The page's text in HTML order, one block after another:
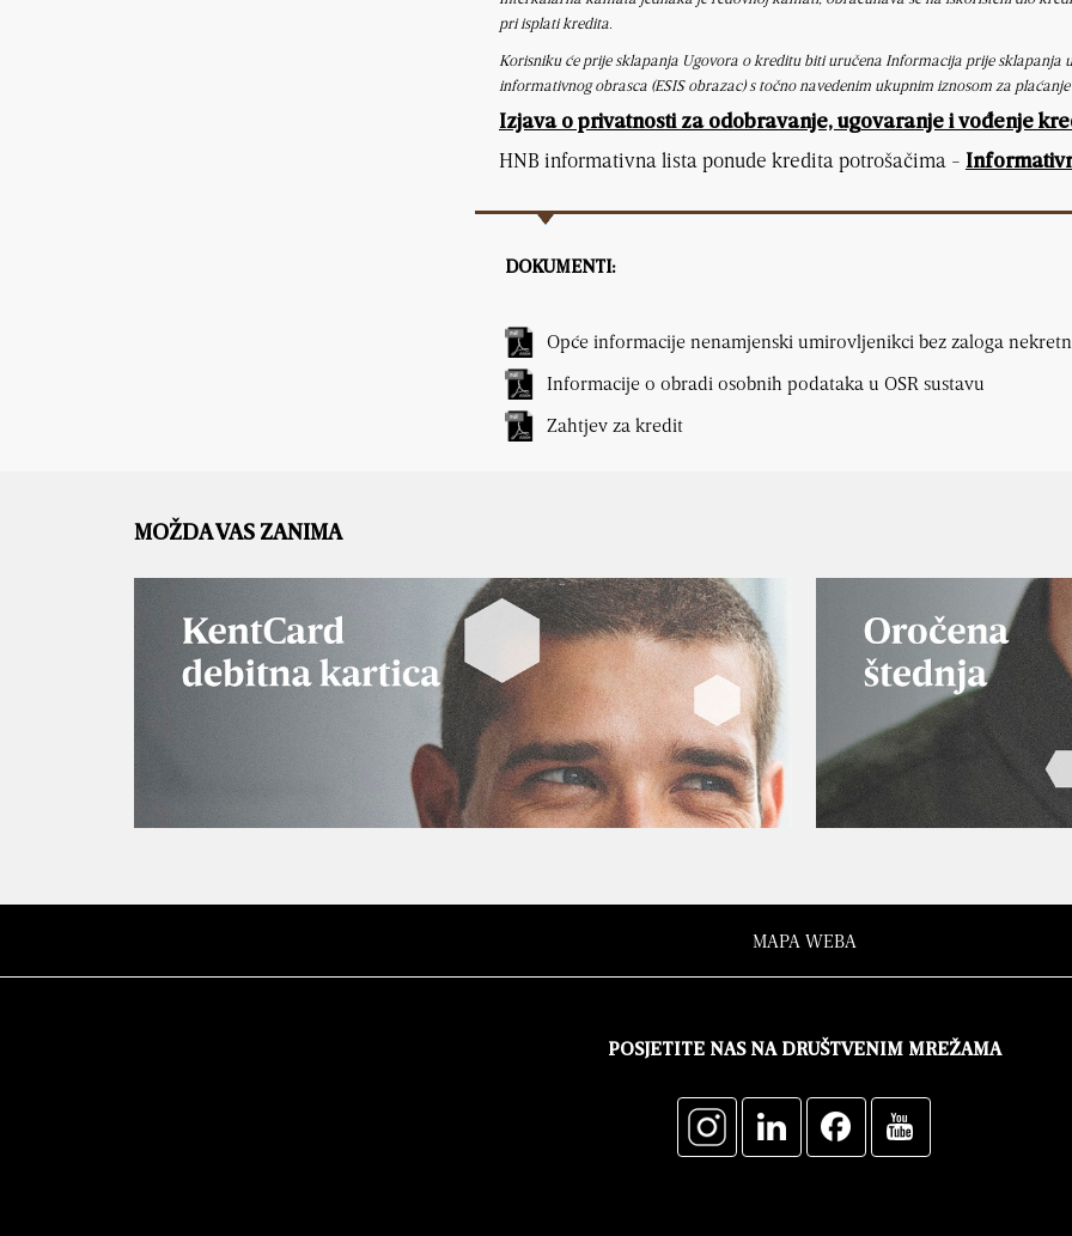
pri isplati kredita.
Korisniku će prije sklapanja Ugovora o kreditu biti uručena Informacija prije
informativnog obrasca (ESIS obrazac) s točno navedenim ukupnim iznosom za
Izjava o privatnosti za odobravanje, ugovaranje i vođenje
HNB informativna lista ponude kredita potrošačima -
DOKUMENTI:
Opće informacije nenamjenski umirovljenikci bez zaloga
Informacije o obradi osobnih podataka u OSR sustavu
Zahtjev za kredit
MOŽDA VAS ZANIMA
MAPA WEBA
POSJETITE NAS NA DRUŠTVENIM MREŽAMA